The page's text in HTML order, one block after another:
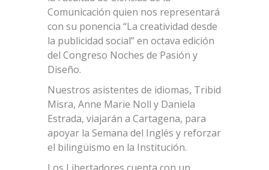
Comunicación quien nos representará
con su ponencia “La creatividad desde
la publicidad social” en octava edición
del Congreso Noches de Pasión y
Diseño.
Nuestros asistentes de idiomas, Tribid
Misra, Anne Marie Noll y Daniela
Estrada, viajarán a Cartagena, para
apoyar la Semana del Inglés y reforzar
el bilingüismo en la Institución.